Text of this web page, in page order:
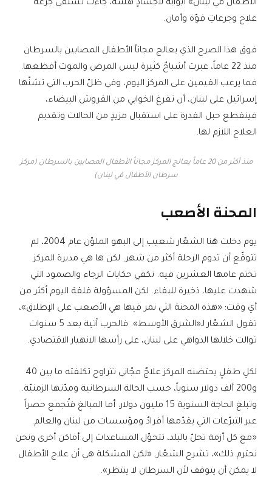
الأطفال في لبنان» أبوابه لأجسادٍ هشّة، جاءت تستقي جرعة
علاج وجرعاتِ قوّة وأمان.
فوق هذا الصرح الذي يعالج مجاناً الأطفال المصابين بالسرطان
منذ 22 عاماً، عبرت أشباحٌ كثيرة ليس المرض والموت أفظعها.
فما يرعب القيمين على المركز اليوم، وفي ظلّ الحرب التي تشنّها
إسرائيل على لبنان، أن تفرغ الخوابي من القروش البيضاء،
فينقطع حبل القدرة على استقبال مزيدٍ من الحالات وتقديم
العلاج اللازم لها.
منذ أكثر من 20 عاماً يعالج المركز مجاناً الأطفال المصابين بالسرطان (مركز
سرطان الأطفال في لبنان)
المحنة الأصعب
يوم دخلت هَنا الشعّار شعيب إلى البهو الملوّن عام 2004، لم
تتوقّع أن تدوم الرحلة أكثر من شهر. لكن ها هي مديرة المركز
تختم عامها العشرين فيه. تكفي حكايات الرجاء والصمود التي
شهدت عليها، ذخيرة للبقاء. لكن المسؤولة قلقة اليوم أكثر من
أي وقت؛ «هذه المحنة التي نمر فيها هي الأصعب على الإطلاق»،
تقول الشعّار لـ«الشرق الأوسط». فالحرب آتية بعد 5 سنوات
توالت خلالها الدواهي على لبنان، على رأسها الانهيار الاقتصادي.
لكلِ طفلٍ يحتضنه المركز علاجٌ مجّاني تتراوح تكلفته ما بين 40
و200 ألف دولار سنوياً، حسب الحالة السرطانية ومدّتها الزمنيّة.
وتبلغ الحاجة السنوية 15 مليون دولار. أما المبالغ فتُجمع حصراً
عبر التبرّعات التي يقدّمها أفرادٌ ومؤسسات من لبنان والعالم.
«مع كل أزمة تحلّ بالبلد، تتحوّل المساعدات إلى أماكن أخرى ونحن
نحترم ذلك»، تشرح الشعّار. «لكن المشكلة هي أن علاج الأطفال
لا يمكن أن يتوقف لأن السرطان لا ينتظر».